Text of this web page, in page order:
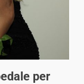
per